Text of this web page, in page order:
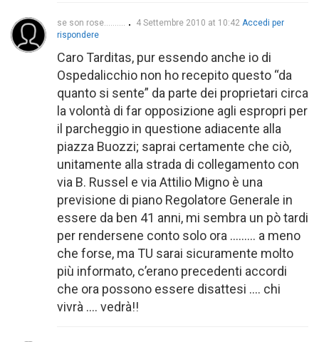
se son rose.......... 4 Settembre 2010 at 10:42 Accedi per
rispondere
Caro Tarditas, pur essendo anche io di
Ospedalicchio non ho recepito questo “da
quanto si sente” da parte dei proprietari circa
la volontà di far opposizione agli espropri per
il parcheggio in questione adiacente alla
piazza Buozzi; saprai certamente che ciò,
unitamente alla strada di collegamento con
via B. Russel e via Attilio Migno è una
previsione di piano Regolatore Generale in
essere da ben 41 anni, mi sembra un pò tardi
per rendersene conto solo ora ……… a meno
che forse, ma TU sarai sicuramente molto
più informato, c’erano precedenti accordi
che ora possono essere disattesi …. chi
vivrà …. vedrà!!